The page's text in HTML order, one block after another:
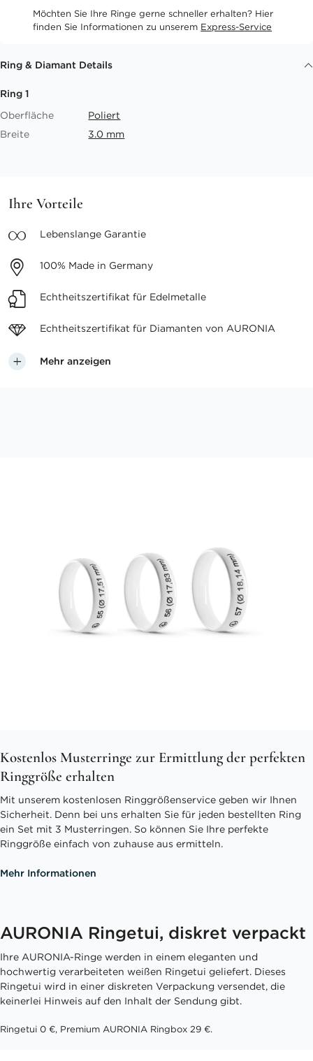
Möchten Sie Ihre Ringe gerne schneller erhalten? Hier
finden Sie Informationen zu unserem Express-Service
Ring & Diamant Details
Ring 1
Oberfläche
Poliert
Breite
3.0 mm
Ihre Vorteile
Lebenslange Garantie
100% Made in Germany
Echtheitszertifikat für Edelmetalle
Echtheitszertifikat für Diamanten von AURONIA
Mehr anzeigen
Kostenlos Musterringe zur Ermittlung der perfekten
Ringgröße erhalten
Mit unserem kostenlosen Ringgrößenservice geben wir Ihnen
Sicherheit. Denn bei uns erhalten Sie für jeden bestellten Ring
ein Set mit 3 Musterringen. So können Sie Ihre perfekte
Ringgröße einfach von zuhause aus ermitteln.
Mehr Informationen
AURONIA Ringetui, diskret verpackt
Ihre AURONIA-Ringe werden in einem eleganten und
hochwertig verarbeiteten weißen Ringetui geliefert. Dieses
Ringetui wird in einer diskreten Verpackung versendet, die
keinerlei Hinweis auf den Inhalt der Sendung gibt.
Ringetui 0 €, Premium AURONIA Ringbox 29 €.